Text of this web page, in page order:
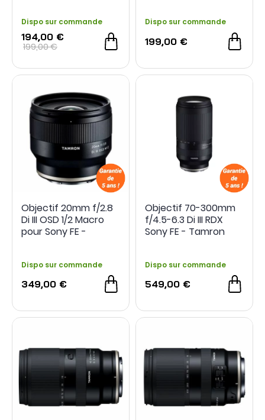
- 5 €
Dispo sur commande
194,00 €
199,00 €
Dispo sur commande
199,00 €
Objectif 20mm f/2.8
Di III OSD 1/2 Macro
pour Sony FE -
Dispo sur commande
349,00 €
Objectif 70-300mm
f/4.5-6.3 Di III RDX
Sony FE - Tamron
Dispo sur commande
549,00 €